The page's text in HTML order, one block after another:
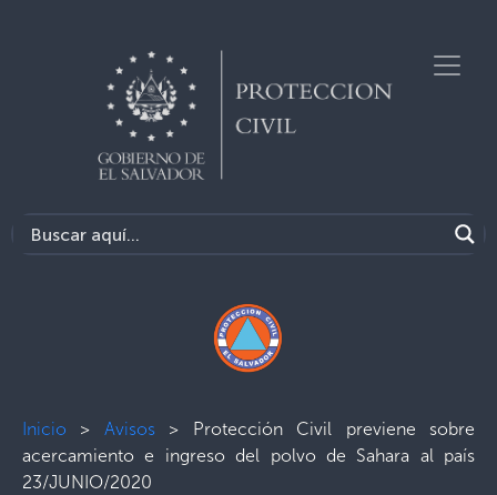
Inicio > Avisos> Protección Civil previene sobre
acercamiento e ingreso del polvo de Sahara al país
23/JUNIO/2020